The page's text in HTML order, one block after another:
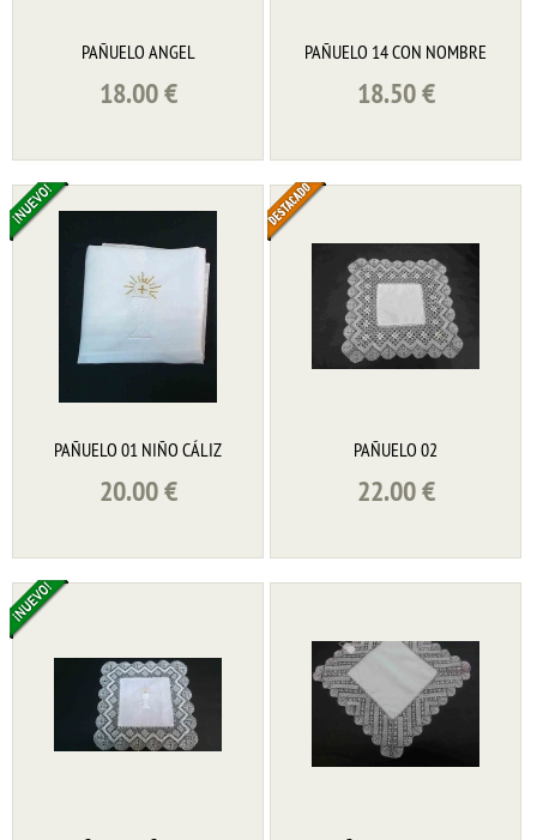
PAÑUELO ANGEL
18.00€
PAÑUELO 14 CON NOMBRE
18.50€
PAÑUELO 01 NIÑO CÁLIZ
20.00€
PAÑUELO 02
22.00€